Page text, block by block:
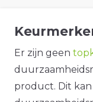
Er zijn geen
product. Dit